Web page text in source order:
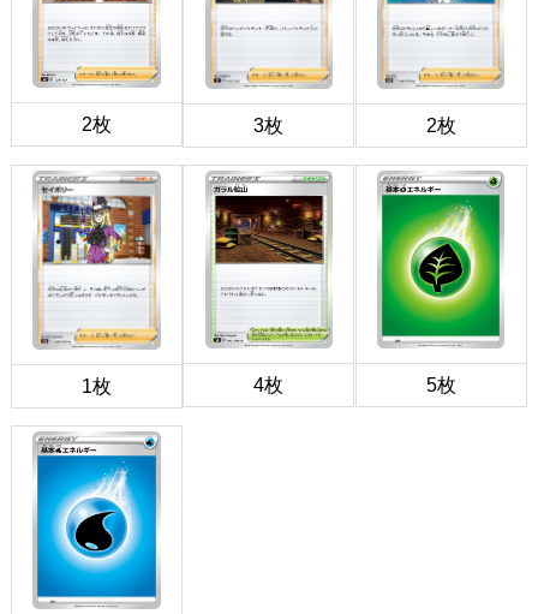
2枚 3枚 2枚
1枚 4枚 5枚